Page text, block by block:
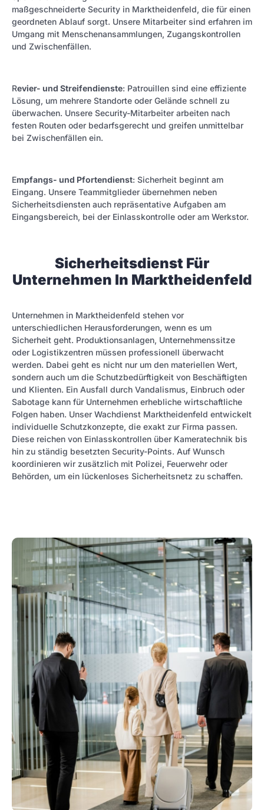
maßgeschneiderte Security in Marktheidenfeld, die für einen
geordneten Ablauf sorgt. Unsere Mitarbeiter sind erfahren im
Umgang mit Menschenansammlungen, Zugangskontrollen
und Zwischenfällen.
Revier- und Streifendienste: Patrouillen sind eine effiziente
Lösung, um mehrere Standorte oder Gelände schnell zu
überwachen. Unsere Security-Mitarbeiter arbeiten nach
festen Routen oder bedarfsgerecht und greifen unmittelbar
bei Zwischenfällen ein.
Empfangs- und Pfortendienst: Sicherheit beginnt am
Eingang. Unsere Teammitglieder übernehmen neben
Sicherheitsdiensten auch repräsentative Aufgaben am
Eingangsbereich, bei der Einlasskontrolle oder am Werkstor.
Sicherheitsdienst Für
Unternehmen In Marktheidenfeld
Unternehmen in Marktheidenfeld stehen vor
unterschiedlichen Herausforderungen, wenn es um
Sicherheit geht. Produktionsanlagen, Unternehmenssitze
oder Logistikzentren müssen professionell überwacht
werden. Dabei geht es nicht nur um den materiellen Wert,
sondern auch um die Schutzbedürftigkeit von Beschäftigten
und Klienten. Ein Ausfall durch Vandalismus, Einbruch oder
Sabotage kann für Unternehmen erhebliche wirtschaftliche
Folgen haben. Unser Wachdienst Marktheidenfeld entwickelt
individuelle Schutzkonzepte, die exakt zur Firma passen.
Diese reichen von Einlasskontrollen über Kameratechnik bis
hin zu ständig besetzten Security-Points. Auf Wunsch
koordinieren wir zusätzlich mit Polizei, Feuerwehr oder
Behörden, um ein lückenloses Sicherheitsnetz zu schaffen.